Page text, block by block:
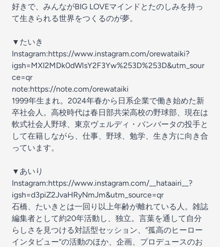
好きで、みんながBIG LOVEマインドとたのしみを持っ
て生きられる世界をつくるのが夢。
▼たいき
Instagram:https://www.instagram.com/orewataiki?
igsh=MXI2MDk0dWlsY2F3Yw%253D%253D&utm_sour
ce=qr
note:https://note.com/orewataiki
1999年生まれ。2024年春から日系企業で働き始めた新
卒社会人。高校時代は春日部共栄高校の野球部、現在は
軟式社会人野球、東京ヴェルディ・バンバータの投手と
して在籍しながら、仕事、野球、勉学、生き方に向き合
っています。
▼あいり
Instagram:https://www.instagram.com/__hataairi__?
igsh=d3piZ2JvaHRyNmJm&utm_source=qr
石橋、たいきとは一回り以上年齢が離れている人。雑誌
編集者として約20年活動し、独立。言葉を通して自分
らしさを見つける対話型セッション、”孤高のヒーロー
インタビュー”の活動のほか、企画、プロデュースのお